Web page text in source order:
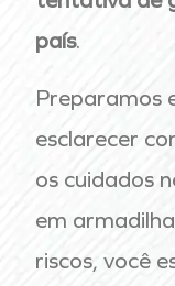
país.
Preparamos
esclarecer
os cuidados
em
riscos, você